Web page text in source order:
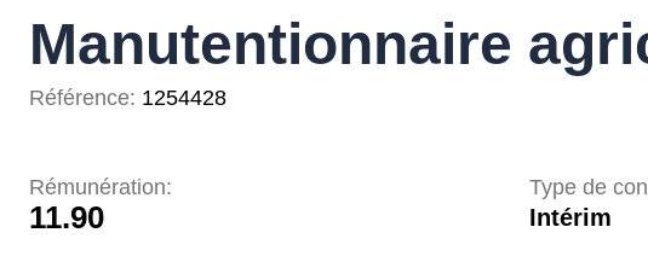
Manutentionnaire
Référence: 1254428
Rémunération:
11.90
Type de
Intérim